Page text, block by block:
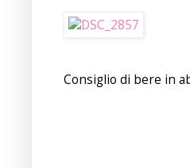
Consiglio di bere in